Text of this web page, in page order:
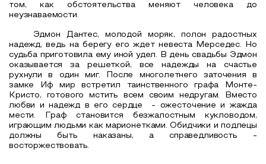
том, как обстоятельства меняют человека до
неузнаваемости.
Эдмон Дантес, молодой моряк, полон радостных
надежд, ведь на берегу его ждет невеста Мерседес. Но
судьба приготовила ему иной удел. В день свадьбы Эдмон
оказывается за решеткой, все надежды на счастье
рухнули в один миг. После многолетнего заточения в
замке Иф мир встретил таинственного графа Монте-
Кристо, готового мстить всем своим недругам. Вместо
любви и надежд в его сердце - ожесточение и жажда
мести. Граф становится безжалостным кукловодом,
играющим людьми как марионетками. Обидчики и подлецы
должны быть наказаны, а справедливость -
восторжествовать.